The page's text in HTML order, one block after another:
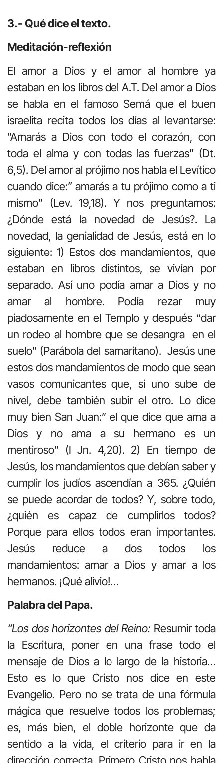
3.- Qué dice el texto.
Meditación-reflexión
El amor a Dios y el amor al hombre ya
estaban en los libros del A.T. Del amor a Dios
se habla en el famoso Semá que el buen
israelita recita todos los días al levantarse:
”Amarás a Dios con todo el corazón, con
toda el alma y con todas las fuerzas” (Dt.
6,5). Del amor al prójimo nos habla el Levítico
cuando dice:” amarás a tu prójimo como a ti
mismo” (Lev. 19,18). Y nos preguntamos:
¿Dónde está la novedad de Jesús?. La
novedad, la genialidad de Jesús, está en lo
siguiente: 1) Estos dos mandamientos, que
estaban en libros distintos, se vivían por
separado. Así uno podía amar a Dios y no
amar al hombre. Podía rezar muy
piadosamente en el Templo y después “dar
un rodeo al hombre que se desangra en el
suelo” (Parábola del samaritano). Jesús une
estos dos mandamientos de modo que sean
vasos comunicantes que, si uno sube de
nivel, debe también subir el otro. Lo dice
muy bien San Juan:” el que dice que ama a
Dios y no ama a su hermano es un
mentiroso” (I Jn. 4,20). 2) En tiempo de
Jesús, los mandamientos que debían saber y
cumplir los judíos ascendían a 365. ¿Quién
se puede acordar de todos? Y, sobre todo,
¿quién es capaz de cumplirlos todos?
Porque para ellos todos eran importantes.
Jesús reduce a dos todos los
mandamientos: amar a Dios y amar a los
hermanos. ¡Qué alivio!…
Palabra del Papa.
“Los dos horizontes del Reino: Resumir toda
la Escritura, poner en una frase todo el
mensaje de Dios a lo largo de la historia…
Esto es lo que Cristo nos dice en este
Evangelio. Pero no se trata de una fórmula
mágica que resuelve todos los problemas;
es, más bien, el doble horizonte que da
sentido a la vida, el criterio para ir en la
dirección correcta. Primero Cristo nos habla